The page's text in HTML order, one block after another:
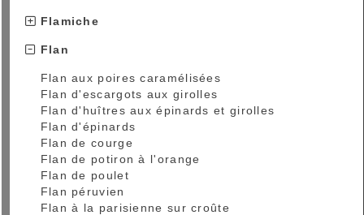
Flamiche
Flan
Flan aux poires caramélisées
Flan d'escargots aux girolles
Flan d'huîtres aux épinards et girolles
Flan d'épinards
Flan de courge
Flan de potiron à l'orange
Flan de poulet
Flan péruvien
Flan à la parisienne sur croûte